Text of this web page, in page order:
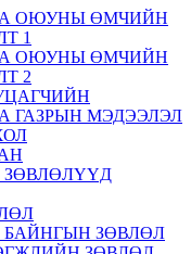
ОЮУНЫ ӨМЧИЙН
1
ОЮУНЫ ӨМЧИЙН
2
ГАЗРЫН МЭДЭЭЛЭЛ
ЗӨВЛӨЛҮҮД
ЗӨВЛӨЛ